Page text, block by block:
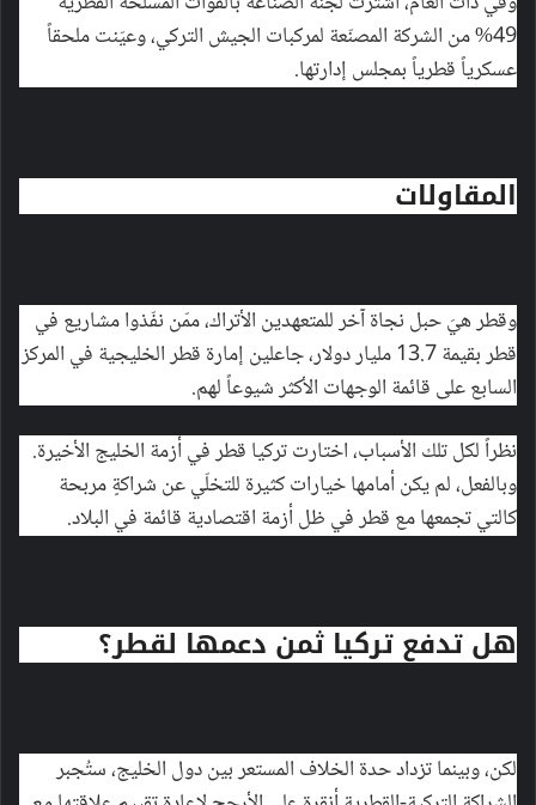
49% من الشركة المصنّعة لمركبات الجيش التركي، وعيّنت ملحقاً
عسكرياً قطرياً بمجلس إدارتها.
المقاولات
وقطر هيَ حبل نجاة آخر للمتعهدين الأتراك، ممّن نفّذوا مشاريع في
قطر بقيمة 13.7 مليار دولار، جاعلين إمارة قطر الخليجية في المركز
السابع على قائمة الوجهات الأكثر شيوعاً لهم.
نظراً لكل تلك الأسباب، اختارت تركيا قطر في أزمة الخليج الأخيرة.
وبالفعل، لم يكن أمامها خيارات كثيرة للتخلّي عن شراكةٍ مربحة
كالتي تجمعها مع قطر في ظل أزمة اقتصادية قائمة في البلاد.
هل تدفع تركيا ثمن دعمها لقطر؟
لكن، وبينما تزداد حدة الخلاف المستعر بين دول الخليج، ستُجبر